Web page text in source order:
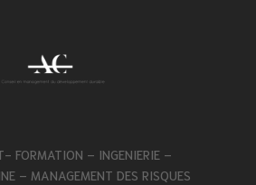
FORMATION – INGENIERIE –
– MANAGEMENT DES RISQUES